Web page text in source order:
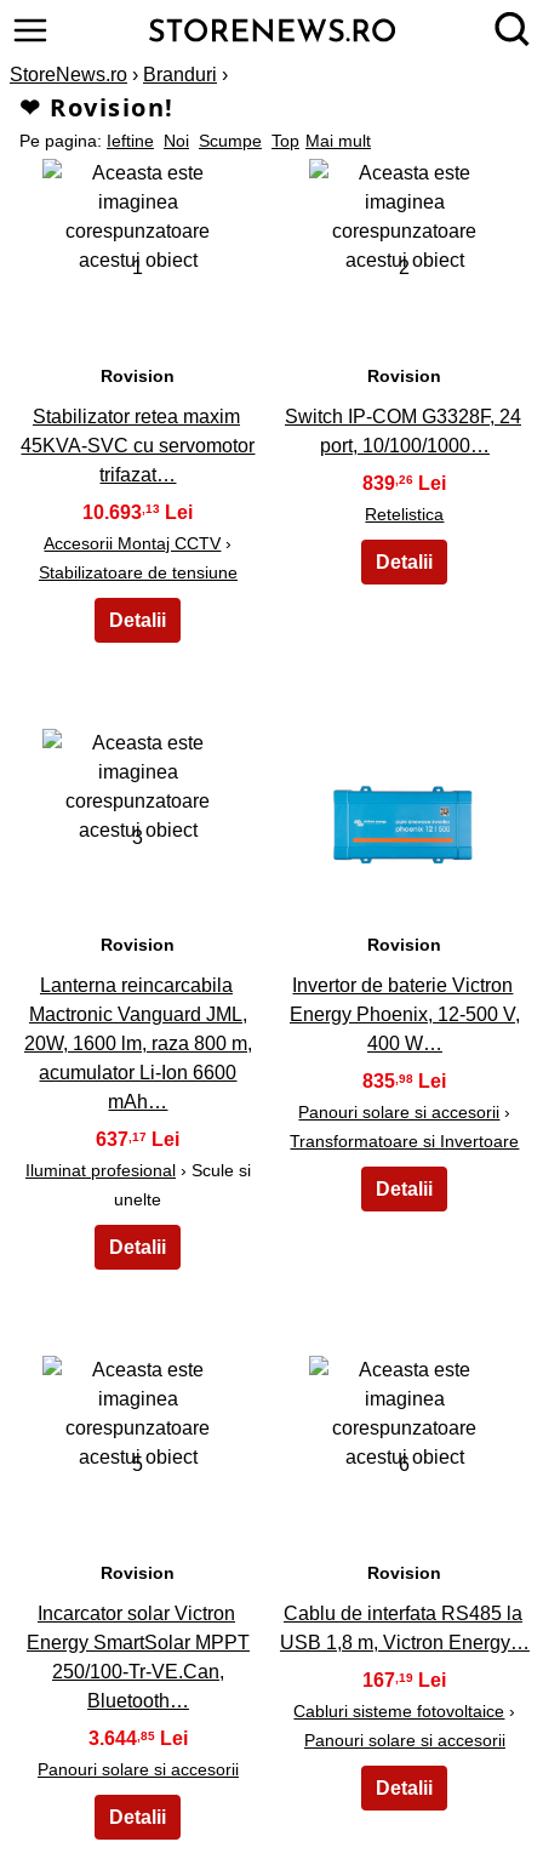
StoreNews.ro › Branduri ›
❤ Rovision!
Mai mult
Pe pagina: Ieftine Noi Scumpe Top
1
Rovision
Stabilizator retea maxim
45KVA-SVC cu servomotor
trifazat…
10.693,13
Accesorii Montaj CCTV›
Stabilizatoare de tensiune
2
Rovision
Switch IP-COM G3328F, 24
port, 10/100/1000…
839,26
Retelistica
3
Rovision
Lanterna reincarcabila
Mactronic Vanguard JML,
20W, 1600 lm, raza 800 m,
acumulator Li-Ion 6600
mAh…
637 ,17
Iluminat profesional› Scule si
unelte
4
Rovision
Invertor de baterie Victron
Energy Phoenix, 12-500 V,
400 W…
835 ,98
Panouri solare si accesorii ›
Transformatoare si Invertoare
5
Rovision
Incarcator solar Victron
Energy SmartSolar MPPT
250/100-Tr-VE.Can,
Bluetooth…
3.644 ,85
Panouri solare si accesorii
6
Rovision
Cablu de interfata RS485 la
USB 1,8 m, Victron Energy…
167 ,19
Cabluri sisteme fotovoltaice ›
Panouri solare si accesorii